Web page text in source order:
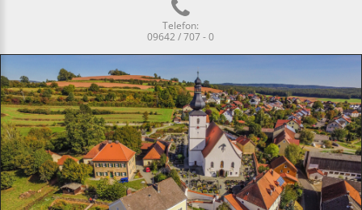
Telefon:
09642 / 707 - 0